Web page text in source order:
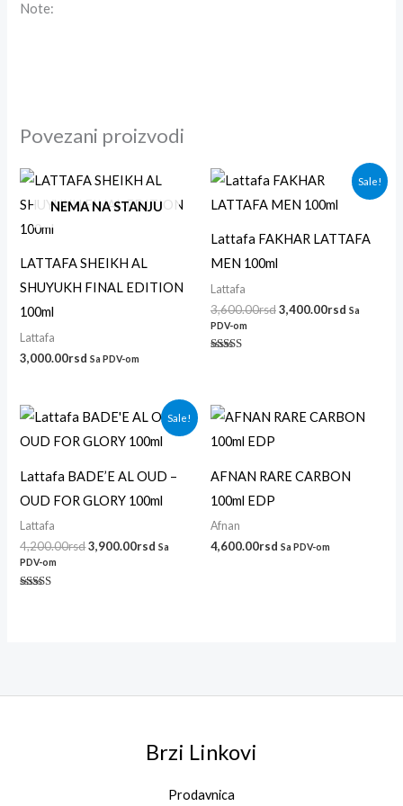
Note:
Povezani proizvodi
NEMA NA STANJU
LATTAFA SHEIKH AL
SHUYUKH FINAL EDITION
100ml
Lattafa
3,000.00rsd Sa PDV-om
Sale!
Lattafa FAKHAR LATTAFA
MEN 100ml
Lattafa
3,600.00rsd
Originalna
cena
je
3,600.00rsd.
3,400.00rsd
Trenutna
cena
Sa
PDV-om
Sale!
Lattafa BADE’E AL OUD –
OUD FOR GLORY 100ml
Lattafa
4,200.00rsd
Originalna
cena
je
4,200.00rsd.
3,900.00rsd
Trenutna
cena
je:
Sa
PDV-om
AFNAN RARE CARBON
100ml EDP
Afnan
4,600.00rsd Sa PDV-om
Brzi Linkovi
Prodavnica